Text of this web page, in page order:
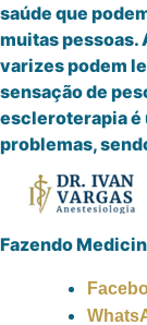
saúde que
muitas pessoas.
varizes podem
sensação de
escleroterapia é
problemas,
Fazendo